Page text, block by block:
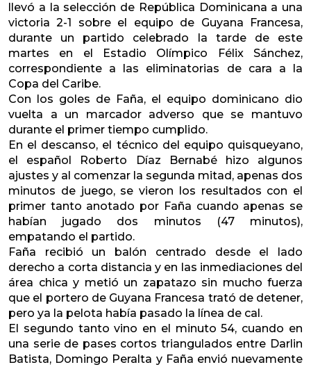
llevó a la selección de República Dominicana a una
victoria 2-1 sobre el equipo de Guyana Francesa,
durante un partido celebrado la tarde de este
martes en el Estadio Olímpico Félix Sánchez,
correspondiente a las eliminatorias de cara a la
Copa del Caribe.
Con los goles de Faña, el equipo dominicano dio
vuelta a un marcador adverso que se mantuvo
durante el primer tiempo cumplido.
En el descanso, el técnico del equipo quisqueyano,
el español Roberto Díaz Bernabé hizo algunos
ajustes y al comenzar la segunda mitad, apenas dos
minutos de juego, se vieron los resultados con el
primer tanto anotado por Faña cuando apenas se
habían jugado dos minutos (47 minutos),
empatando el partido.
Faña recibió un balón centrado desde el lado
derecho a corta distancia y en las inmediaciones del
área chica y metió un zapatazo sin mucho fuerza
que el portero de Guyana Francesa trató de detener,
pero ya la pelota había pasado la línea de cal.
El segundo tanto vino en el minuto 54, cuando en
una serie de pases cortos triangulados entre Darlin
Batista, Domingo Peralta y Faña envió nuevamente